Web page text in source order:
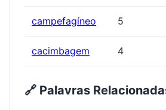
campefagíneo 5
cacimbagem 4
🔗 Palavras